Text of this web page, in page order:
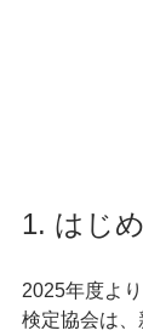
1. はじ
2025年度よ
検定協会は、